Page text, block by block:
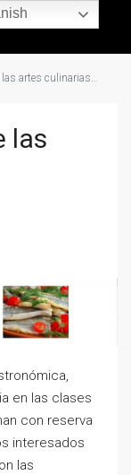
las artes culinarias…
las
en las clases
con reserva
interesados
las